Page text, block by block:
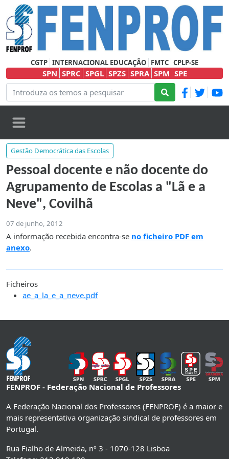
CGTP INTERNACIONAL EDUCAÇÃO FMTC CPLP-SE
SPN SPRC SPGL SPZS SPRA SPM SPE
Gestão Democrática das Escolas
Pessoal docente e não docente do
Agrupamento de Escolas a "Lã e a
Neve", Covilhã
07 de junho, 2012
A informação recebida encontra-se no ficheiro PDF em
anexo.
Ficheiros
ae_a_la_e_a_neve.pdf
FENPROF - Federação Nacional de Professores
A Federação Nacional dos Professores (FENPROF) é a maior e
mais representativa organização sindical de professores em
Portugal.
Rua Fialho de Almeida, nº 3 - 1070-128 Lisboa